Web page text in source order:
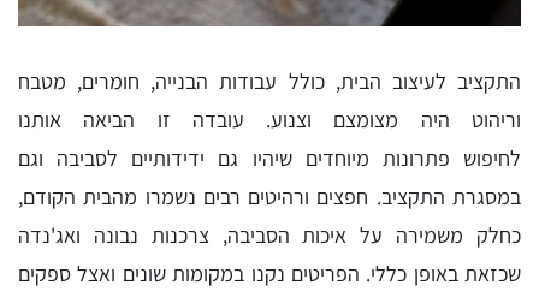
התקציב לעיצוב הבית, כולל עבודות הבנייה, חומרים, מטבח
וריהוט היה מצומצם וצנוע. עובדה זו הביאה אותנו
לחיפוש פתרונות מיוחדים שיהיו גם ידידותיים לסביבה וגם
במסגרת התקציב. חפצים ורהיטים רבים נשמרו מהבית הקודם,
כחלק משמירה על איכות הסביבה, צרכנות נבונה ואג'נדה
שכזאת באופן כללי. הפריטים נקנו במקומות שונים ואצל ספקים